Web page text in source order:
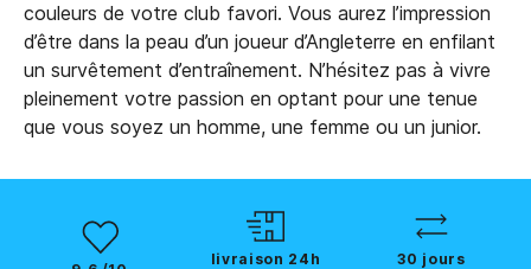
couleurs de votre club favori. Vous aurez l’impression
d’être dans la peau d’un joueur d’Angleterre en enfilant
un survêtement d’entraînement. N’hésitez pas à vivre
pleinement votre passion en optant pour une tenue
que vous soyez un homme, une femme ou un junior.
livraison 24h
30 jours